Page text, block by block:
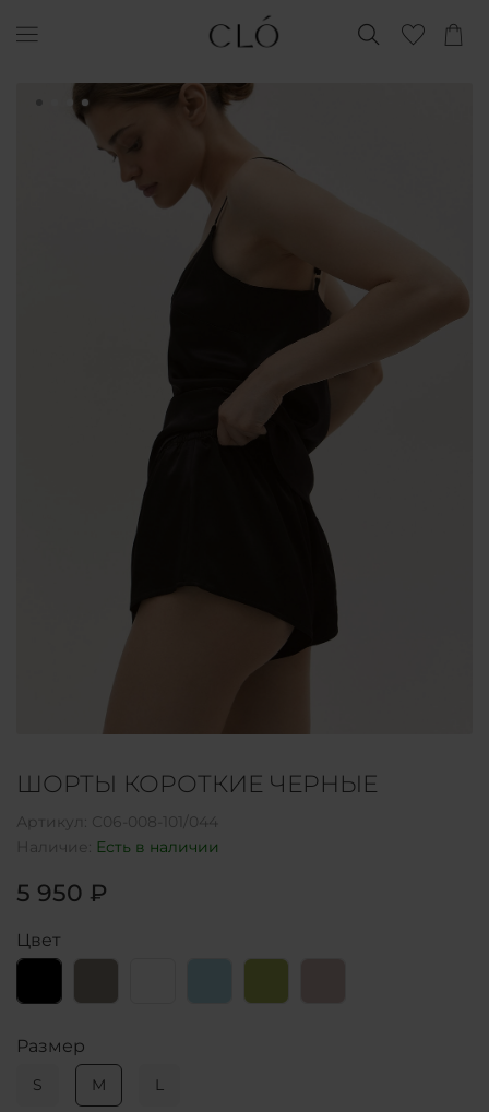
ШОРТЫ КОРОТКИЕ ЧЕРНЫЕ
Артикул: C06-008-101/044
Наличие: Есть в наличии
5 950 ₽
Цвет
Размер
S M L